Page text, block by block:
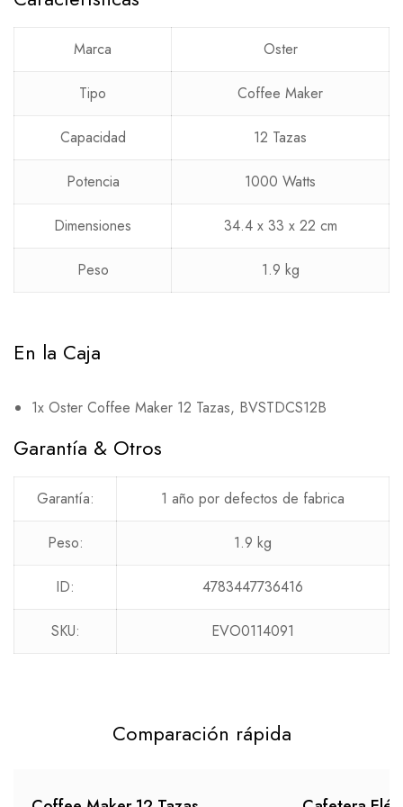
Marca Oster
Tipo Coffee Maker
Capacidad 12 Tazas
Potencia 1000 Watts
Dimensiones 34.4 x 33 x 22 cm
Peso 1.9 kg
En la Caja
1x Oster Coffee Maker 12 Tazas, BVSTDCS12B
Garantía & Otros
Garantía: 1 año por defectos de fabrica
Peso: 1.9 kg
ID: 4783447736416
SKU: EVO0114091
Comparación rápida